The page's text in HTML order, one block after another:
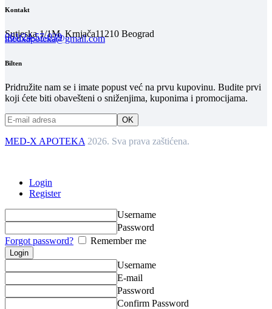
Kontakt
Sutjeska 1/1M, Krnjača11210 Beograd
061/24-57-039
medxapoteka@gmail.com
Bilten
Pridružite nam se i imate popust već na prvu kupovinu. Budite prvi
koji ćete biti obavešteni o sniženjima, kuponima i promocijama.
MED-X APOTEKA 2026. Sva prava zaštićena.
Login
Register
Username
Password
Forgot password?
Remember me
Username
E-mail
Password
Confirm Password